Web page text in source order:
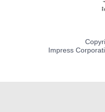
Impress